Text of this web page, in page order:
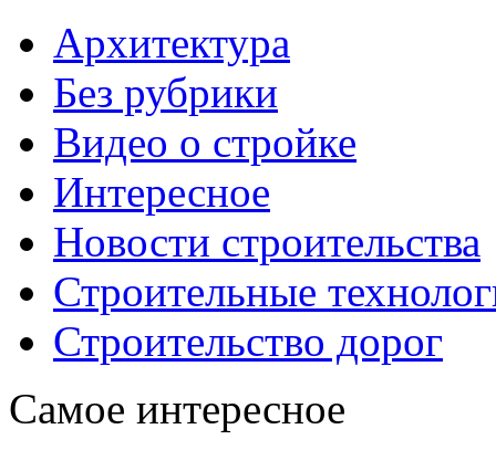
Архитектура
Без рубрики
Видео о стройке
Интересное
Новости строительства
Строительные
Строительство дорог
Самое интересное